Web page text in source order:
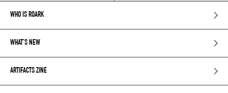
WHO IS ROARK
WHAT’S NEW
ARTIFACTS ZINE